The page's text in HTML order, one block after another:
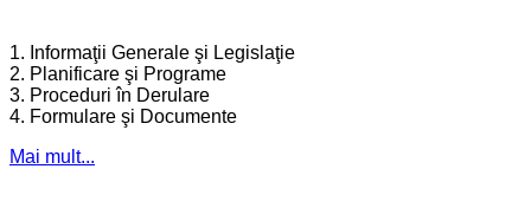
1. Informaţii Generale şi Legislaţie
2. Planificare şi Programe
3. Proceduri în Derulare
4. Formulare şi Documente
Mai mult...